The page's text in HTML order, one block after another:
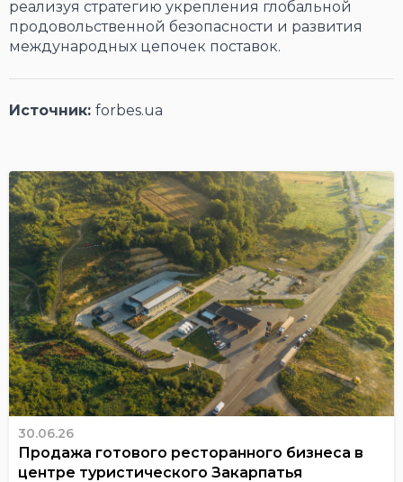
реализуя стратегию укрепления глобальной
продовольственной безопасности и развития
международных цепочек поставок.
Источник: forbes.ua
30.06.26
Продажа готового ресторанного бизнеса в
центре туристического Закарпатья